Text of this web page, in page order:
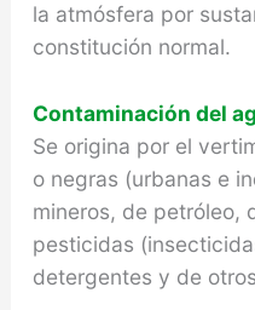
la atmósfera por
constitución normal.
Contaminación del
Se origina por el
o negras (urbanas e
mineros, de petróleo,
pesticidas
detergentes y de